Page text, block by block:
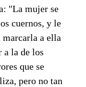
"La mujer se
cuernos, y le
marcarla a ella
a la de los
que se
pero no tan